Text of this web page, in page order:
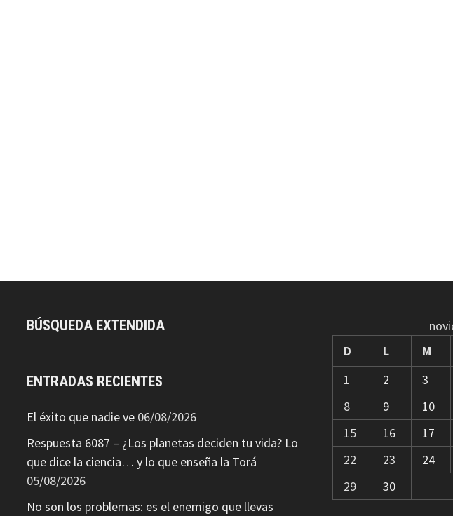
BÚSQUEDA EXTENDIDA
ENTRADAS RECIENTES
El éxito que nadie ve 06/08/2026
Respuesta 6087 – ¿Los planetas deciden tu vida? Lo
que dice la ciencia… y lo que enseña la Torá
05/08/2026
No son los problemas: es el enemigo que llevas
D
L M
1
2 3
8
9 10
15
16 17
22
23 24
29
30